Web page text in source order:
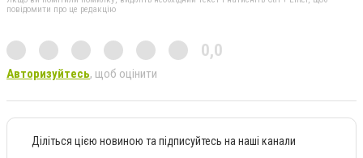
повідомити про це редакцію
0,0
Авторизуйтесь, щоб оцінити
Діліться цією новиною та підписуйтесь на наші канали